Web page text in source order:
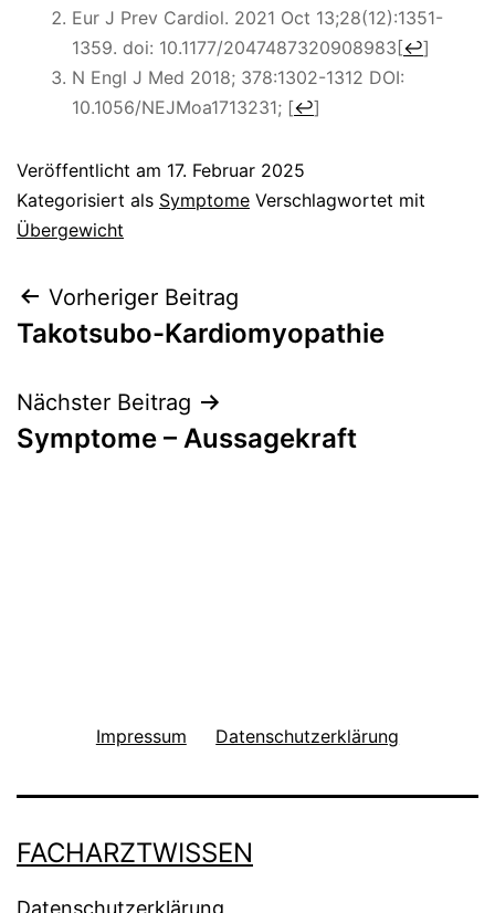
Eur J Prev Cardiol. 2021 Oct 13;28(12):1351-
1359. doi: 10.1177/2047487320908983[↩]
N Engl J Med 2018; 378:1302-1312 DOI:
10.1056/NEJMoa1713231; [↩]
Veröffentlicht am 17. Februar 2025
Kategorisiert als Symptome Verschlagwortet mit
Übergewicht
Beitragsnavigation
Vorheriger Beitrag
Takotsubo-Kardiomyopathie
Nächster Beitrag
Symptome – Aussagekraft
Impressum Datenschutzerklärung
FACHARZTWISSEN